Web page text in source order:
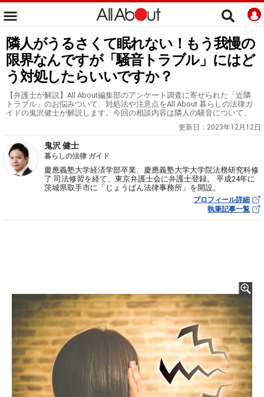
隣人がうるさくて眠れない！もう我慢の
限界なんですが「騒音トラブル」にはど
う対処したらいいですか？
【弁護士が解説】All About編集部のアンケート調査に寄せられた「近隣
トラブル」のお悩みついて、対処法や注意点をAll About 暮らしの法律ガ
イドの鬼沢健士が解説します。今回の相談内容は隣人の騒音について。
更新日： 2023年12月12日
鬼沢 健士
暮らしの法律 ガイド
慶應義塾大学経済学部卒業、慶應義塾大学大学院法務研究科修
了 司法修習を経て、東京弁護士会に弁護士登録。 平成24年に
茨城県取手市に「じょうばん法律事務所」を開設。
プロフィール詳細
執筆記事一覧